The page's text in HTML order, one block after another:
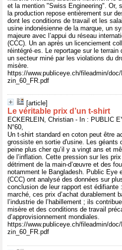
et la mention "Swiss Engineering". Or,
la production repose entièrement sur
dont les conditions de travail et les
usine indonésienne de la marque, un
majeure avec l’appui du réseau
(CCC). Un an après un licenciement
réintégré·es. Le reportage sur le terrain
un secteur miné par les violations du
misère.
https://www.publiceye.ch/fileadmin/
zin_60_FR.pdf
[article]
Le véritable prix d’un t-shirt
ECKERLEIN, Christian - In : PUBLIC
N°60,
Un t-shirt standard en coton peut être
grossiste en sortie d'usine. Les géants
peine plus cher qu’il y a vingt ans et
de l’inflation. Cette pression sur les
détriment de la main-d’œuvre et des
notamment le Bangladesh. Public Eye
(CCC) ont analysé des données sur
conclusion de leur rapport est édifiante
marché, ces prix d’achat durablement
l’industrie de l’habillement ; ils
misère et des conditions de travail
d’approvisionnement mondiales.
https://www.publiceye.ch/fileadmin/
zin_60_FR.pdf